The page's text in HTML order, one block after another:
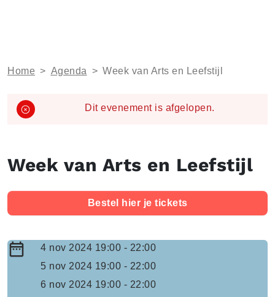
Home > Agenda > Week van Arts en Leefstijl
Dit evenement is afgelopen.
Week van Arts en Leefstijl
Bestel hier je tickets
4 nov 2024 19:00 - 22:00
5 nov 2024 19:00 - 22:00
6 nov 2024 19:00 - 22:00